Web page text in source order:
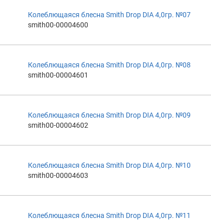
Колеблющаяся блесна Smith Drop DIA 4,0гр. №07
smith00-00004600
Колеблющаяся блесна Smith Drop DIA 4,0гр. №08
smith00-00004601
Колеблющаяся блесна Smith Drop DIA 4,0гр. №09
smith00-00004602
Колеблющаяся блесна Smith Drop DIA 4,0гр. №10
smith00-00004603
Колеблющаяся блесна Smith Drop DIA 4,0гр. №11